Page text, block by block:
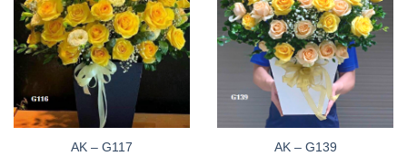
AK – G117
AK – G139